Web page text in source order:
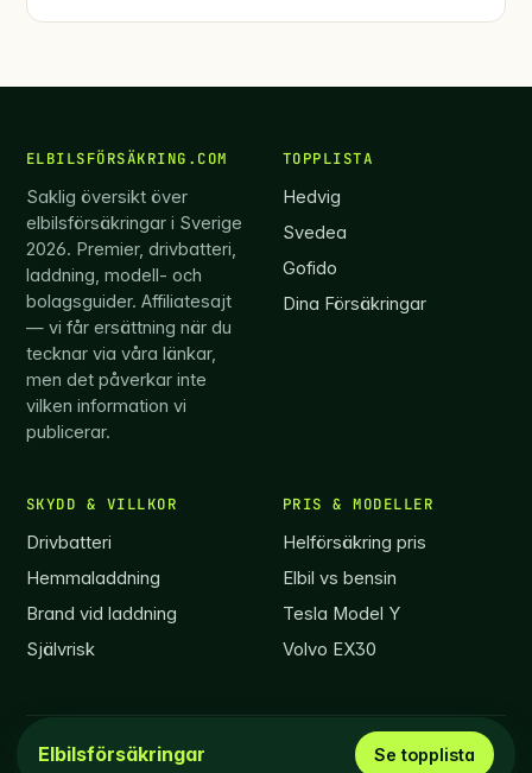
Elbilsförsäkringar Se topplista
ELBILSFÖRSÄKRING.COM
Saklig översikt över
elbilsförsäkringar i Sverige
2026. Premier, drivbatteri,
laddning, modell- och
bolagsguider. Affiliatesajt
— vi får ersättning när du
tecknar via våra länkar,
men det påverkar inte
vilken information vi
publicerar.
TOPPLISTA
Hedvig
Svedea
Gofido
Dina Försäkringar
SKYDD & VILLKOR
Drivbatteri
Hemmaladdning
Brand vid laddning
Självrisk
PRIS & MODELLER
Helförsäkring pris
Elbil vs bensin
Tesla Model Y
Volvo EX30
© 2026 Elbilsförsäkring.com ·
info@elbilsförsäkring.com
Vi reserverar oss för eventuella informationsfel.